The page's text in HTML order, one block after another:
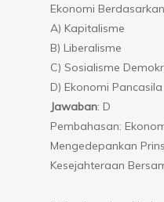
Ekonomi Berdasarkan…
A) Kapitalisme
B) Liberalisme
C) Sosialisme
D) Ekonomi Pancasila
Jawaban: D
Pembahasan:
Mengedepankan
Kesejahteraan